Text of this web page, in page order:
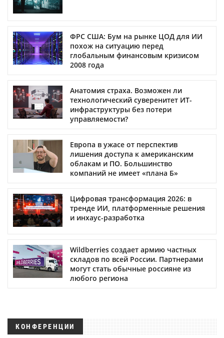
ФРС США: Бум на рынке ЦОД для ИИ
похож на ситуацию перед
глобальным финансовым кризисом
2008 года
Анатомия страха. Возможен ли
технологический суверенитет ИТ-
инфраструктуры без потери
управляемости?
Европа в ужасе от перспектив
лишения доступа к американским
облакам и ПО. Большинство
компаний не имеет «плана Б»
Цифровая трансформация 2026: в
тренде ИИ, платформенные решения
и инхаус-разработка
Wildberries создает армию частных
складов по всей России. Партнерами
могут стать обычные россияне из
любого региона
КОНФЕРЕНЦИИ